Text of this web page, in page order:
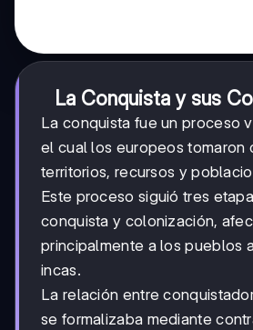
La Conquista y sus
La conquista fue un proceso
el cual los europeos tomaron
territorios, recursos y
Este proceso siguió tres
conquista y colonización,
principalmente a los pueblos
incas.
La relación entre
se formalizaba mediante